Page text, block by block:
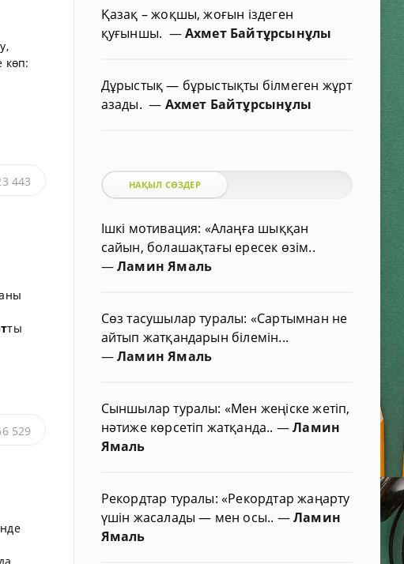
көп:
443
ты
529
Қазақ – жоқшы, жоғын іздеген
қуғыншы. —Ахмет Байтұрсынұлы
Дұрыстық — бұрыстықты білмеген жұрт
азады.— Ахмет Байтұрсынұлы
НАҚЫЛ СӨЗДЕР
Ішкі мотивация: «Алаңға шыққан
сайын, болашақтағы ересек өзім..
—Ламин Ямаль
Сөз тасушылар туралы: «Сартымнан не
айтып жатқандарын білемін...
—Ламин Ямаль
Сыншылар туралы: «Мен жеңіске жетіп,
нәтиже көрсетіп жатқанда.. —Ламин
Ямаль
Рекордтар туралы: «Рекордтар жаңарту
үшін жасалады — мен осы.. —Ламин
Ямаль